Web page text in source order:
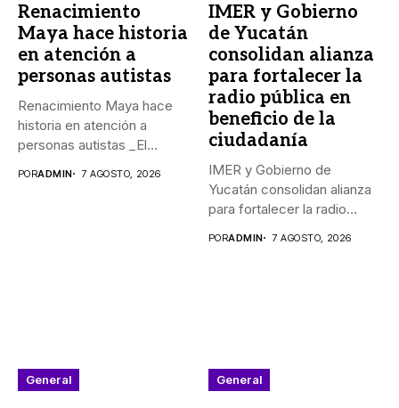
Renacimiento
Maya hace historia
en atención a
personas autistas
Renacimiento Maya hace
historia en atención a
personas autistas _El
PORADMIN 7 AGOSTO, 2026
IMER y Gobierno
de Yucatán
consolidan alianza
para fortalecer la
radio pública en
beneficio de la
ciudadanía
IMER y Gobierno de
Yucatán consolidan alianza
para fortalecer la radio
PORADMIN 7 AGOSTO, 2026
General General